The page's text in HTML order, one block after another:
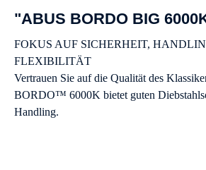
"ABUS BORDO BIG
FOKUS AUF SICHERHEIT,
FLEXIBILITÄT
Vertrauen Sie auf die Qualität des
BORDO™ 6000K bietet guten
Handling.